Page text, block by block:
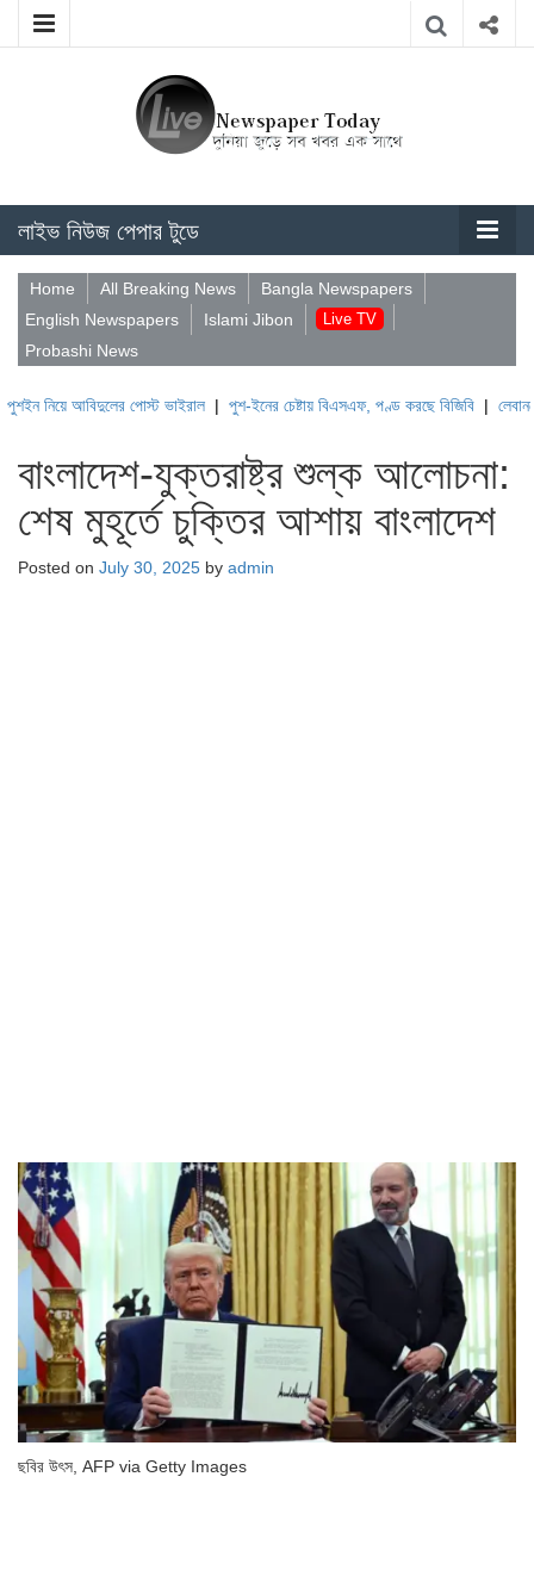
লাইভ নিউজ পেপার টুডে
Home All Breaking News
Bangla Newspapers
English Newspapers
Islami Jibon Live TV
Probashi News
পোস্ট ভাইরাল|পুশ-ইনের চেষ্টায় বিএসএফ, পণ্ড করছে বিজিবি|লেবাননের
বাংলাদেশ-যুক্তরাষ্ট্র শুল্ক আলোচনা:
শেষ মুহূর্তে চুক্তির আশায় বাংলাদেশ
Posted on July 30, 2025 by admin
ছবির উৎস, AFP via Getty Images